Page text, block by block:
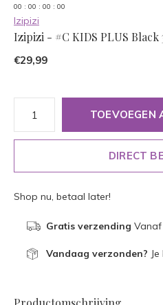
00 : 00 : 00 : 00
Izipizi
Izipizi - #C KIDS PLUS Black
€29,99
TOEVOEGEN
DIRECT
Shop nu, betaal later!
Gratis verzending Vanaf
Vandaag verzonden?